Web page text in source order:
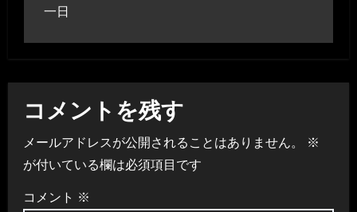
ゲ
ー
シ
ョ
一日
コメントを残す
メールアドレスが公開されることはありません。
※
が付いている欄は必須項目です
コメント ※